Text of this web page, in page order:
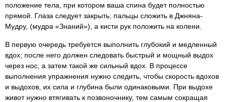
положение тела, при котором ваша спина будет полностью
прямой. Глаза следует закрыть; пальцы сложить в Джняна-
Мудру, (мудра «Знаний»), а кисти рук положить на колени.
В первую очередь требуется выполнить глубокий и медленный
вдох; после него должен следовать быстрый и мощный выдох
через нос, а затем такой же сильный вдох. В процессе
выполнения упражнения нужно следить, чтобы скорость вдохов
и выдохов, их сила и глубина были одинаковыми. При выдохе
живот нужно втягивать к позвоночнику, тем самым сокращая